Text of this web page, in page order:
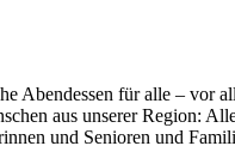
Abendessen für alle – vor
aus unserer Region:
und Senioren und